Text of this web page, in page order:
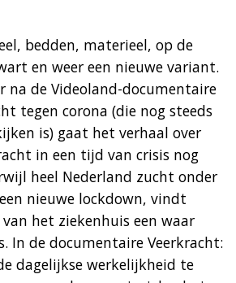
bedden, materieel, op de
en weer een nieuwe variant.
na de Videoland-documentaire
tegen corona (die nog steeds
is) gaat het verhaal over
in een tijd van crisis nog
heel Nederland zucht onder
nieuwe lockdown, vindt
het ziekenhuis een waar
In de documentaire Veerkracht:
dagelijkse werkelijkheid te